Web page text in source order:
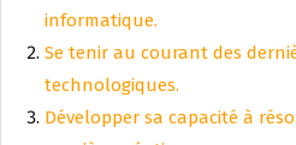
informatique.
Se tenir au courant des
technologiques.
Développer sa capacité à